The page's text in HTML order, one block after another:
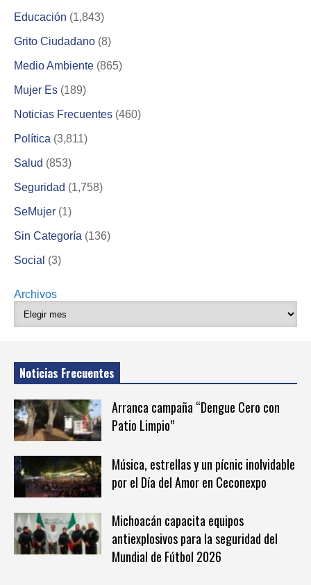
Educación (1,843)
Grito Ciudadano (8)
Medio Ambiente (865)
Mujer Es (189)
Noticias Frecuentes (460)
Política (3,811)
Salud (853)
Seguridad (1,758)
SeMujer (1)
Sin Categoría (136)
Social (3)
Archivos
Noticias Frecuentes
Arranca campaña “Dengue Cero con
Patio Limpio”
Música, estrellas y un pícnic inolvidable
por el Día del Amor en Ceconexpo
Michoacán capacita equipos
antiexplosivos para la seguridad del
Mundial de Fútbol 2026